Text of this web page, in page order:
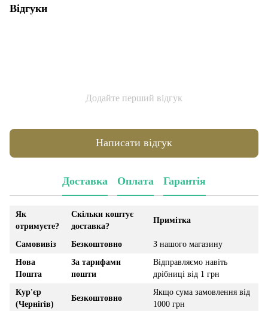
Відгуки
Додайте перший відгук
Написати відгук
Доставка Оплата Гарантія
Як
отримуєте?
Скільки коштує
доставка?
Примітка
Самовивіз Безкоштовно
З нашого магазину
Нова
Пошта
За тарифами
пошти
Відправляємо навіть
дрібниці від 1 грн
Кур'єр
(Чернігів)
Безкоштовно
Якщо сума замовлення від
1000 грн